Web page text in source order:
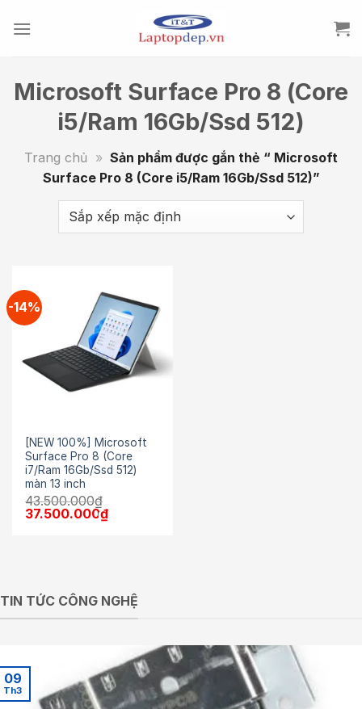
Microsoft Surface Pro 8 (Core
i5/Ram 16Gb/Ssd 512)
Trang chủ » Sản phẩm được gắn thẻ “ Microsoft
Surface Pro 8 (Core i5/Ram 16Gb/Ssd 512)”
-14%
[NEW 100%] Microsoft
Surface Pro 8 (Core
i7/Ram 16Gb/Ssd 512)
màn 13 inch
43.500.000₫
Giá
37.500.000₫Giá
TIN TỨC CÔNG NGHỆ
09
Th3